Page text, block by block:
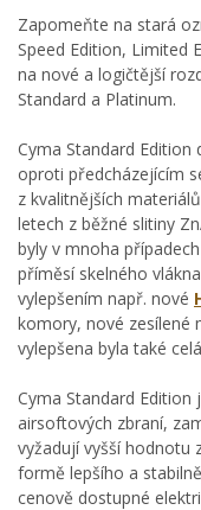
Zapomeňte na stará
Speed Edition, Limited
na nové a logičtější
Standard a Platinum.
Cyma Standard Edition
oproti předcházejícím
z kvalitnějších
letech z běžné slitiny
byly v mnoha
příměsí skelného
vylepšením např. nové
komory, nové zesílené
vylepšena byla také
Cyma Standard
airsoftových zbraní,
vyžadují vyšší hodnotu
formě lepšího a
cenově dostupné